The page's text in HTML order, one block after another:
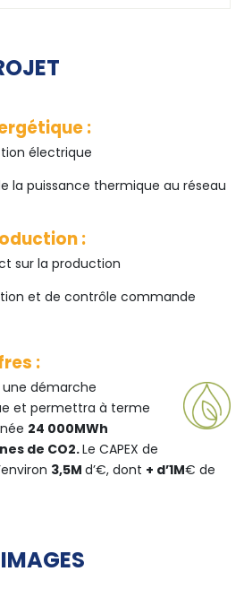
:
électrique
la puissance thermique au réseau
:
sur la production
et de contrôle commande
:
une démarche
et permettra à terme
24 000MWh
de CO2.Le CAPEX de
3,5M d’€, dont + d’1M€ de